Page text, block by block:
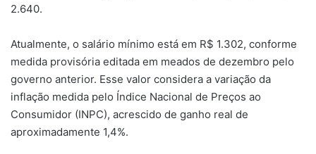
2.640.
Atualmente, o salário mínimo está em R$ 1.302, conforme
medida provisória editada em meados de dezembro pelo
governo anterior. Esse valor considera a variação da
inflação medida pelo Índice Nacional de Preços ao
Consumidor (INPC), acrescido de ganho real de
aproximadamente 1,4%.